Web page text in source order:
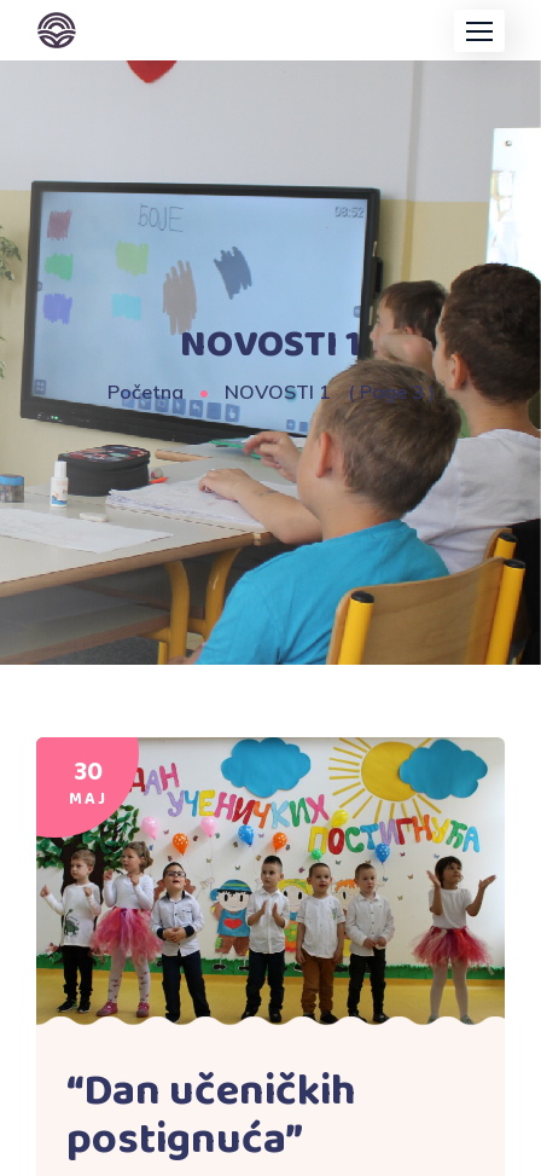
NOVOSTI 1
Početna NOVOSTI 1 ( Page 3 )
30
MAJ
“Dan učeničkih
postignuća”